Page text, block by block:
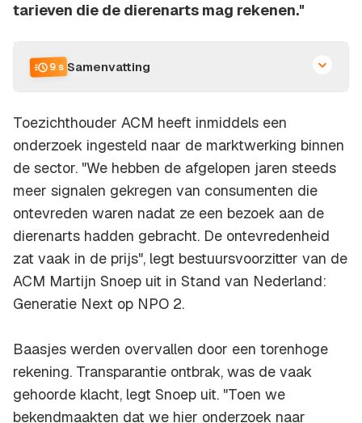
tarieven die de dierenarts mag rekenen."
9 s Samenvatting
Toezichthouder ACM heeft inmiddels een
onderzoek ingesteld naar de marktwerking binnen
de sector. "We hebben de afgelopen jaren steeds
meer signalen gekregen van consumenten die
ontevreden waren nadat ze een bezoek aan de
dierenarts hadden gebracht. De ontevredenheid
zat vaak in de prijs", legt bestuursvoorzitter van de
ACM Martijn Snoep uit in Stand van Nederland:
Generatie Next op NPO 2.
Baasjes werden overvallen door een torenhoge
rekening. Transparantie ontbrak, was de vaak
gehoorde klacht, legt Snoep uit. "Toen we
bekendmaakten dat we hier onderzoek naar